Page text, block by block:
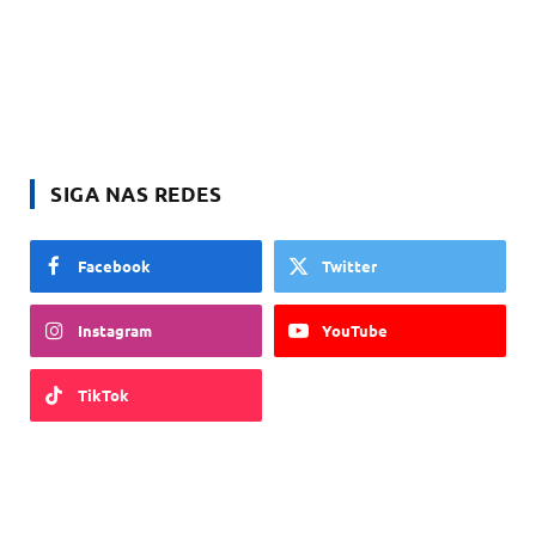
SIGA NAS REDES
Facebook Twitter
Instagram YouTube
TikTok